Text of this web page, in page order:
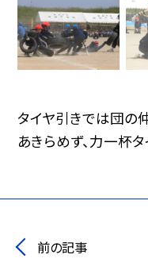
タイヤ引きでは団の
あきらめず、力一杯
前の記事